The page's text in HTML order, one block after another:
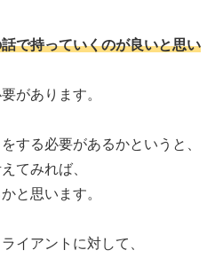
で持っていくのが良いと思い
があります。
する必要があるかというと、
てみれば、
と思います。
イアントに対して、